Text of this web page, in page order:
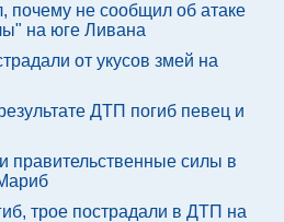
почему не сообщил об атаке
на юге Ливана
от укусов змей на
ДТП погиб певец и
правительственные силы в
трое пострадали в ДТП на